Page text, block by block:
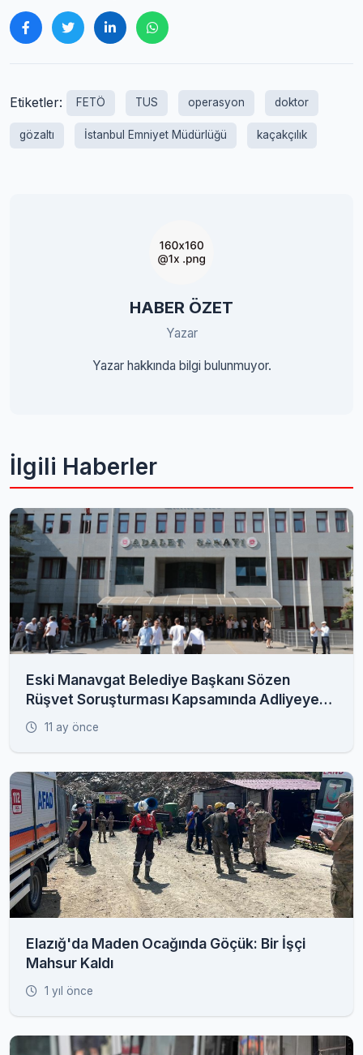
Etiketler: FETÖ TUS operasyon doktor
gözaltı İstanbul Emniyet Müdürlüğü kaçakçılık
HABER ÖZET
Yazar
Yazar hakkında bilgi bulunmuyor.
İlgili Haberler
Eski Manavgat Belediye Başkanı Sözen
Rüşvet Soruşturması Kapsamında Adliyeye
Sevk Edildi
11 ay önce
Elazığ'da Maden Ocağında Göçük: Bir İşçi
Mahsur Kaldı
1 yıl önce